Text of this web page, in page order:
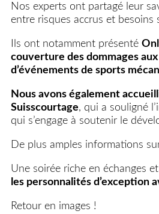
Nos experts ont partagé leur
entre risques accrus et besoins
Ils ont notamment présenté
couverture des dommages
d’événements de sports
Nous avons également
Suisscourtage, qui a souligné
qui s’engage à soutenir le
De plus amples informations
Une soirée riche en échanges
les personnalités d’exception
Retour en images !